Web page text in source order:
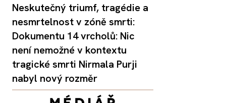
Neskutečný triumf, tragédie a
nesmrtelnost v zóně smrti:
Dokumentu 14 vrcholů: Nic
není nemožné v kontextu
tragické smrti Nirmala Purji
nabyl nový rozměr